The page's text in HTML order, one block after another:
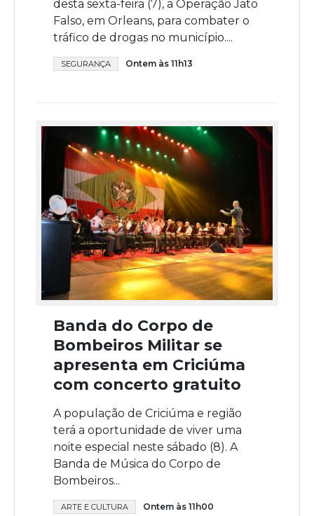
desta sexta-feira (7), a Operação Jato
Falso, em Orleans, para combater o
tráfico de drogas no município....
SEGURANÇA Ontem às 11h13
Banda do Corpo de
Bombeiros Militar se
apresenta em Criciúma
com concerto gratuito
A população de Criciúma e região
terá a oportunidade de viver uma
noite especial neste sábado (8). A
Banda de Música do Corpo de
Bombeiros...
ARTE E CULTURA Ontem às 11h00